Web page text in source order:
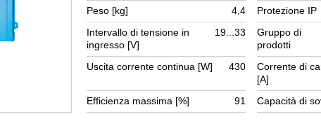
Peso [kg]
4,4 Protezione IP
Intervallo di tensione in
ingresso [V]
19...33
Gruppo di
prodotti
Uscita corrente continua [W]
430
Corrente di
[A]
Efficienza massima [%] 91 Capacità di